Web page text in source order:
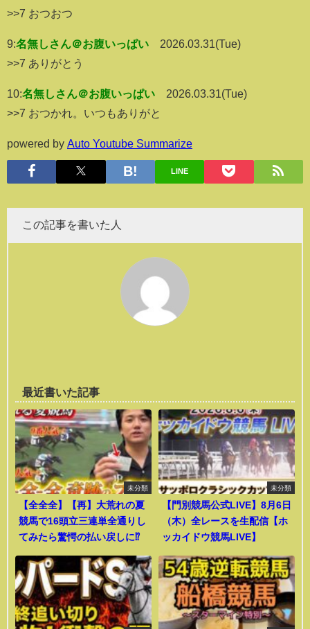
>>7 おつおつ
9:名無しさん＠お腹いっぱい
2026.03.31(Tue)
>>7 ありがとう
10:名無しさん＠お腹いっぱい
2026.03.31(Tue)
>>7 おつかれ。いつもありがと
powered by Auto Youtube Summarize
LINE
この記事を書いた人
最近書いた記事
未分類
【全全全】【再】大荒れの夏
競馬で16頭立三連単全通りし
てみたら驚愕の払い戻しに⁉︎
未分類
【門別競馬公式LIVE】8月6日
（木）全レースを生配信【ホ
ッカイドウ競馬LIVE】